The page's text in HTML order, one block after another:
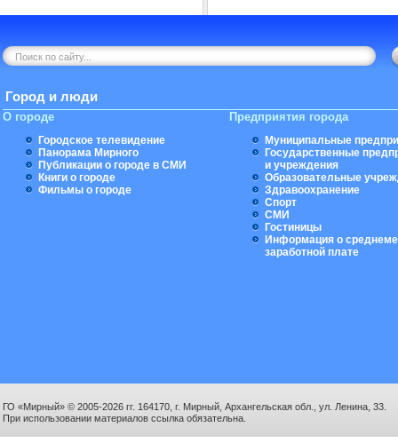
Город и люди
О городе
Городское телевидение
Панорама Мирного
Публикации о городе в СМИ
Книги о городе
Фильмы о городе
Предприятия города
Муниципальные
Государственные
и учреждения
Образовательные
Здравоохранение
Спорт
СМИ
Гостиницы
Информация о
заработной плате
ГО «Мирный» © 2005-2026 гг. 164170, г. Мирный, Архангельская обл., ул. Ленина, 33.
При использовании материалов ссылка обязательна.